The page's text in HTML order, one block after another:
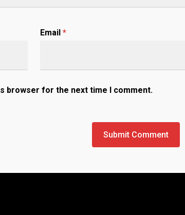
Email *
browser for the next time I comment.